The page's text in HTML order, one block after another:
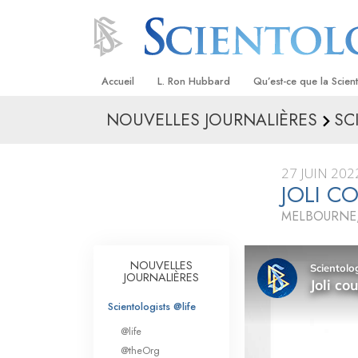
Accueil L. Ron Hubbard Qu’est-ce que la
Croyances et pratiques
Les scientologues et
Rencontrez un
À l’intérieur d’une
Les principes de
Scientologie
NOUVELLES JOURNALIÈRES
27 JUIN
JOLI
NOUVELLES
JOURNALIÈRES
Scientologists @life
@life
@theOrg